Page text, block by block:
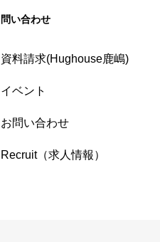
問い合わせ
資料請求(Hughouse鹿嶋)
イベント
お問い合わせ
Recruit（求人情報）